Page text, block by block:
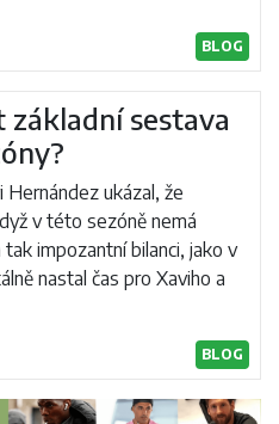
BLOG
základní sestava
ukázal, že
v této sezóně nemá
impozantní bilanci, jako v
nastal čas pro Xaviho a
BLOG